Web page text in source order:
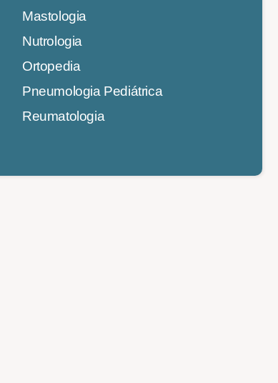
Mastologia
Nutrologia
Ortopedia
Pneumologia Pediátrica
Reumatologia